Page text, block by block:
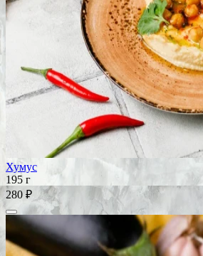
Хумус
195 г
280 ₽